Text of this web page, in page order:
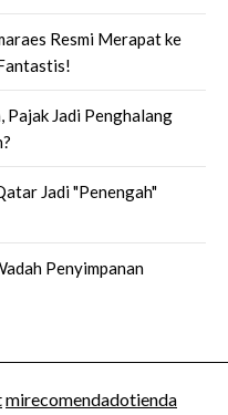
Resmi Merapat ke
Jadi Penghalang
Jadi "Penengah"
Penyimpanan
mirecomendadotienda